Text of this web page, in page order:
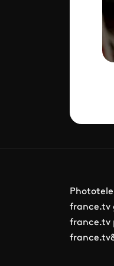
Phototele
france.tv
france.tv